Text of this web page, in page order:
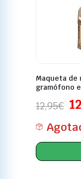
Maqueta de
gramófono
12,95€